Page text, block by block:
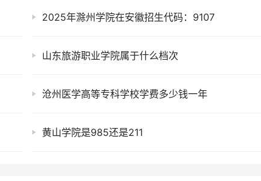
2025年滁州学院在安徽招生代码：9107
山东旅游职业学院属于什么档次
沧州医学高等专科学校学费多少钱一年
黄山学院是985还是211